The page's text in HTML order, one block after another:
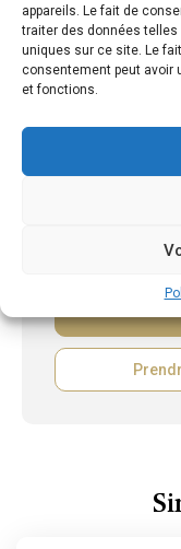
appareils. Le fait de
traiter des données telles
uniques sur ce site. Le
consentement peut avoir
et fonctions.